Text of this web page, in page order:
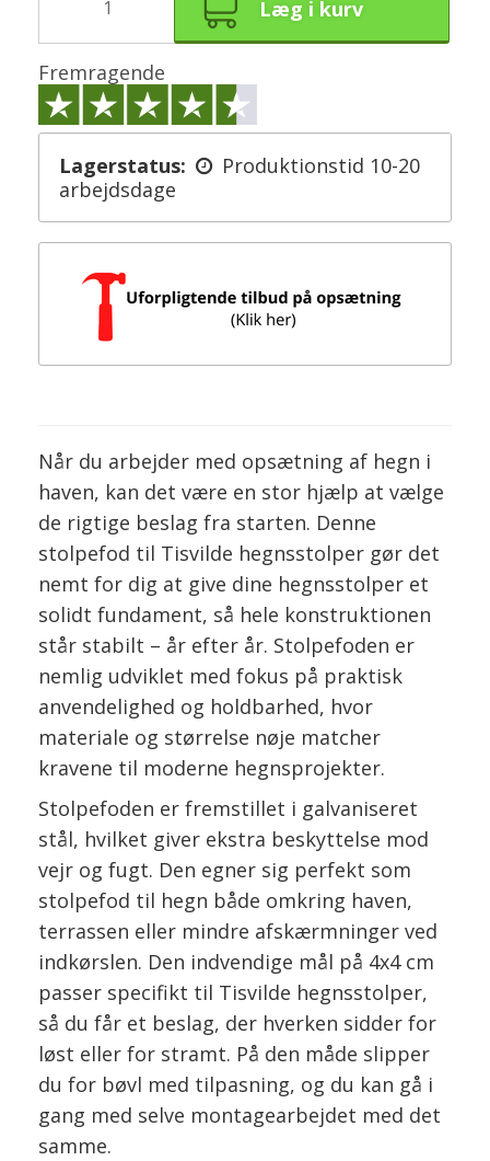
Læg i kurv
Fremragende
Lagerstatus:
Produktionstid 10-20
arbejdsdage
Når du arbejder med opsætning af hegn i
haven, kan det være en stor hjælp at vælge
de rigtige beslag fra starten. Denne
stolpefod til Tisvilde hegnsstolper gør det
nemt for dig at give dine hegnsstolper et
solidt fundament, så hele konstruktionen
står stabilt – år efter år. Stolpefoden er
nemlig udviklet med fokus på praktisk
anvendelighed og holdbarhed, hvor
materiale og størrelse nøje matcher
kravene til moderne hegnsprojekter.
Stolpefoden er fremstillet i galvaniseret
stål, hvilket giver ekstra beskyttelse mod
vejr og fugt. Den egner sig perfekt som
stolpefod til hegn både omkring haven,
terrassen eller mindre afskærmninger ved
indkørslen. Den indvendige mål på 4x4 cm
passer specifikt til Tisvilde hegnsstolper,
så du får et beslag, der hverken sidder for
løst eller for stramt. På den måde slipper
du for bøvl med tilpasning, og du kan gå i
gang med selve montagearbejdet med det
samme.